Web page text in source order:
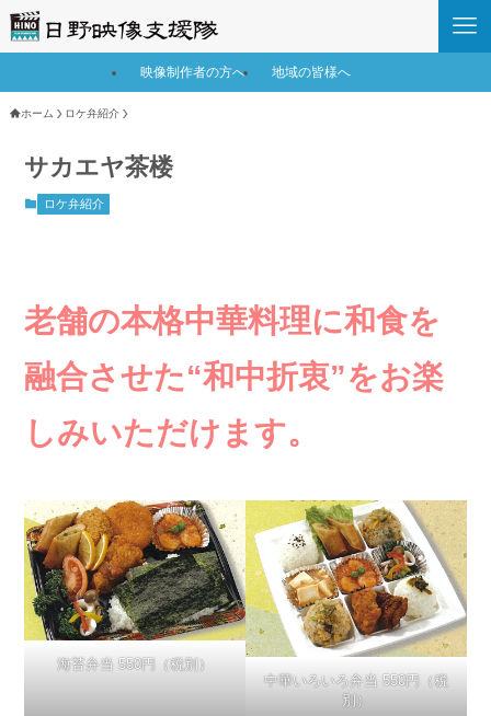
映像制作者の方へ 地域の皆様へ
ホーム ロケ弁紹介
サカエヤ茶楼
ロケ弁紹介
老舗の本格中華料理に和食を
融合させた“和中折衷”をお楽
しみいただけます。
海苔弁当 550円（税別）
中華いろいろ弁当 550円（税
別）